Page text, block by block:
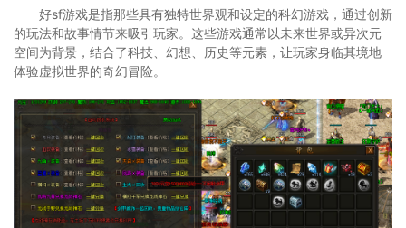
好sf游戏是指那些具有独特世界观和设定的科幻游戏，通过创新
的玩法和故事情节来吸引玩家。这些游戏通常以未来世界或异次元
空间为背景，结合了科技、幻想、历史等元素，让玩家身临其境地
体验虚拟世界的奇幻冒险。